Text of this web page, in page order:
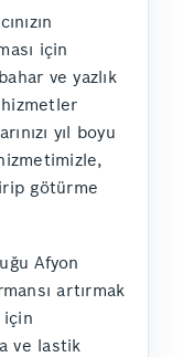
için
ve yazlık
hizmetler
yıl boyu
götürme
Afyon
artırmak
için
ve lastik